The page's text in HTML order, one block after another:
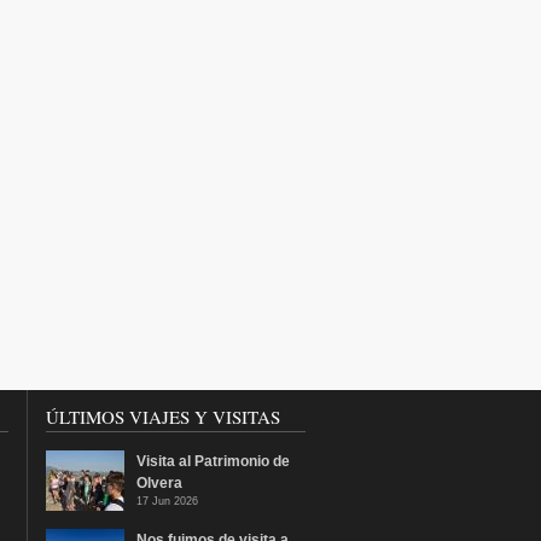
ÚLTIMOS VIAJES Y VISITAS
Visita al Patrimonio de
Olvera
17 Jun 2026